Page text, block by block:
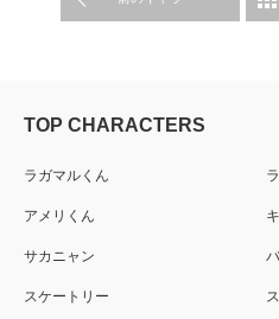
TOP CHARACTERS
ラガマルくん
アメリくん
サカニャン
スケートリー